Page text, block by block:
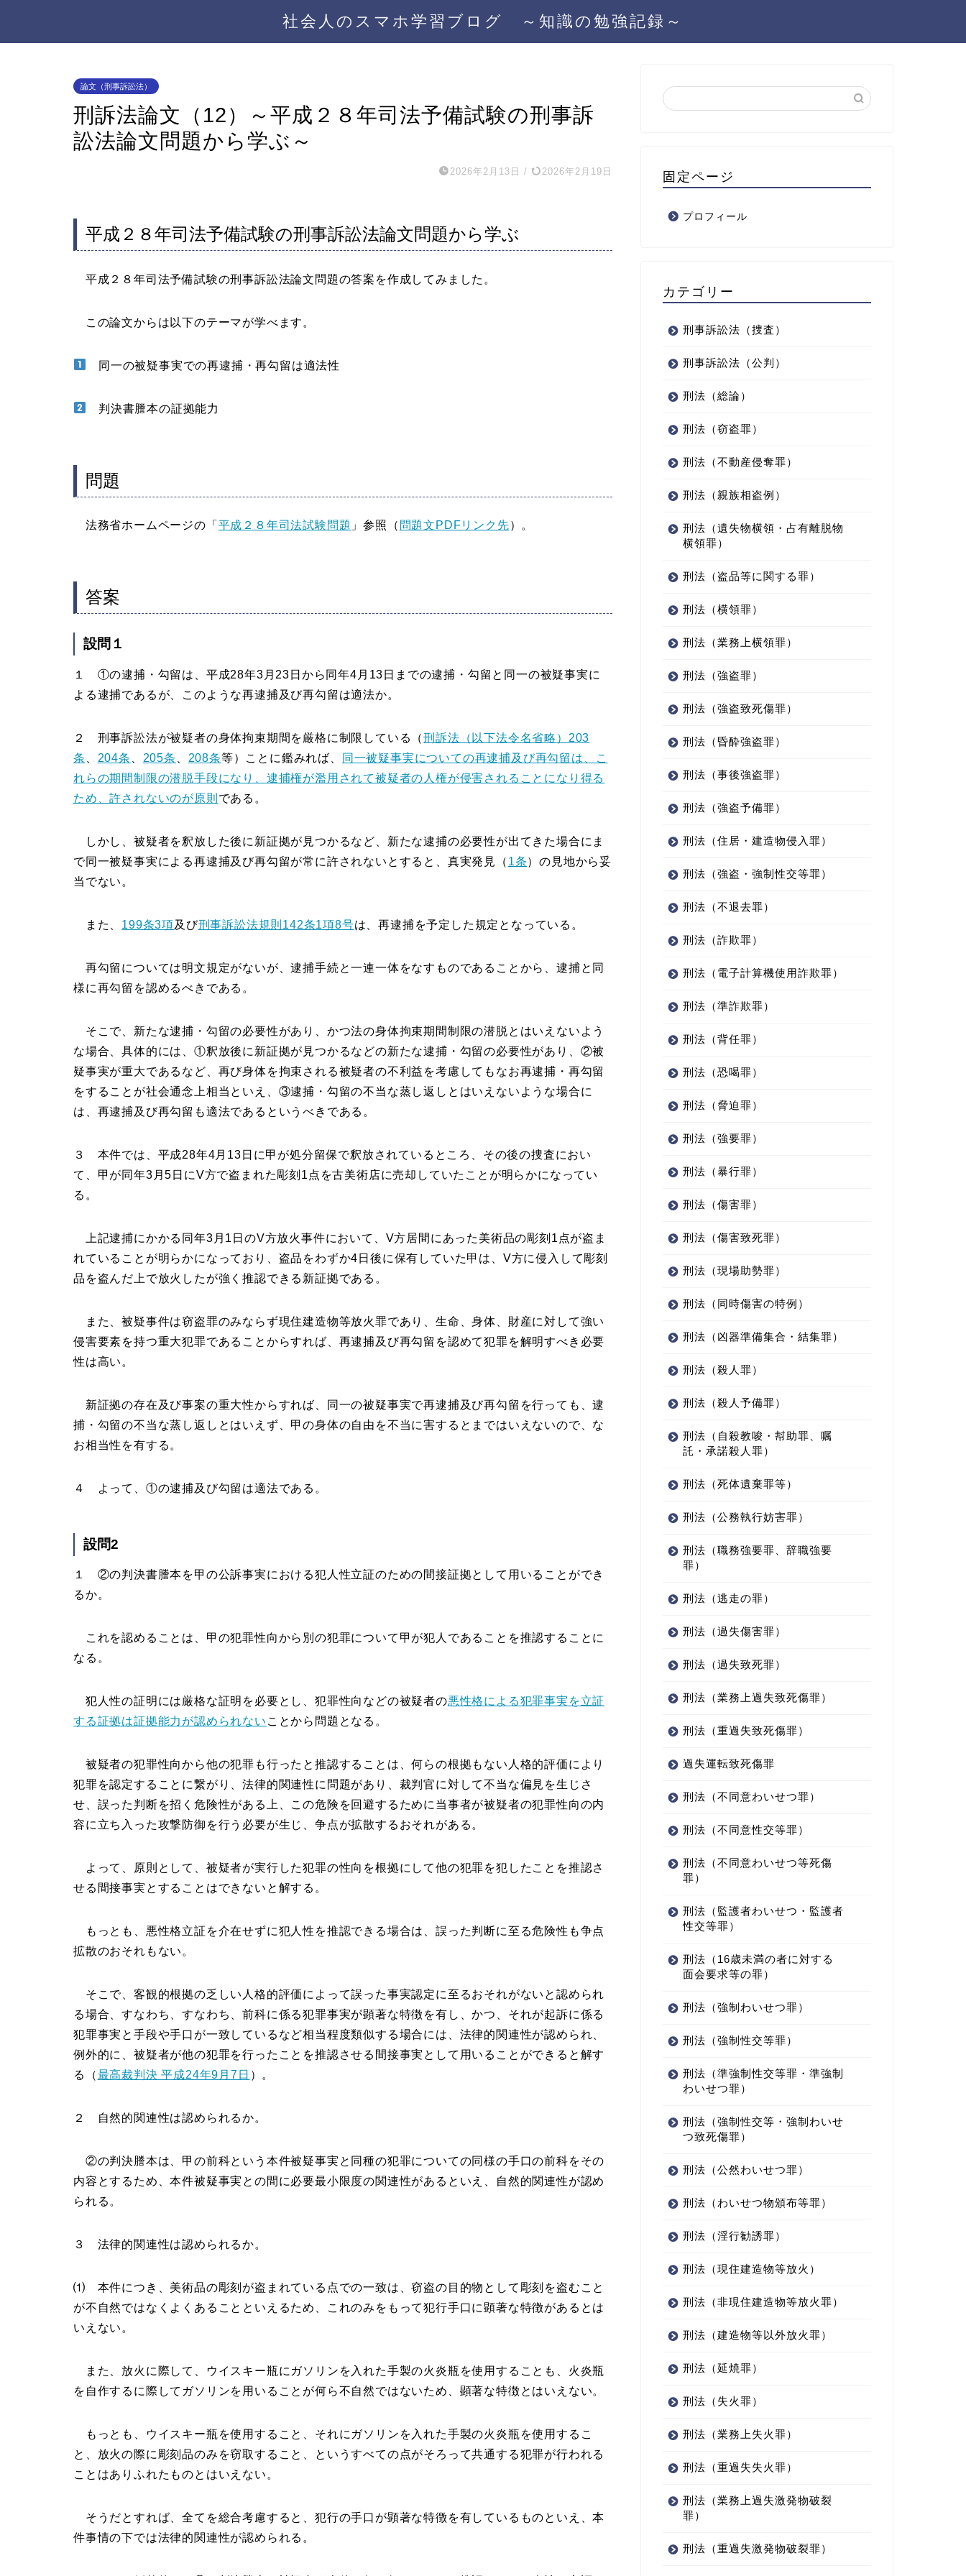
社会人のスマホ学習ブログ ～知識の勉強記録～
論文（刑事訴訟法）
刑訴法論文（12）～平成２８年司法予備試験の刑事訴
訟法論文問題から学ぶ～
2026年2月13日 / 2026年2月19日
平成２８年司法予備試験の刑事訴訟法論文問題から学ぶ
平成２８年司法予備試験の刑事訴訟法論文問題の答案を作成してみました。
この論文からは以下のテーマが学べます。
同一の被疑事実での再逮捕・再勾留は適法性
判決書謄本の証拠能力
問題
法務省ホームページの「 平成２８年司法試験問題 」参照（ 問題文PDFリンク先）。
答案
設問１
１ ①の逮捕・勾留は、平成28年3月23日から同年4月13日までの逮捕・勾留と同一の被疑事実に
よる逮捕であるが、このような再逮捕及び再勾留は適法か。
２ 刑事訴訟法が被疑者の身体拘束期間を厳格に制限している（刑訴法（以下法令名省略）203
条
204条 205条 208条等）ことに鑑みれば、
同一被疑事実についての再逮捕及び再勾留は、こ
れらの期間制限の潜脱手段になり、逮捕権が濫用されて被疑者の人権が侵害されることになり得る
ため、許されないのが原則 である。
しかし、被疑者を釈放した後に新証拠が見つかるなど、新たな逮捕の必要性が出てきた場合にま
で同一被疑事実による再逮捕及び再勾留が常に許されないとすると、真実発見（ 1条）の見地から妥
当でない。
また、 199条3項及び刑事訴訟法規則142条1項8号は、再逮捕を予定した規定となっている。
再勾留については明文規定がないが、逮捕手続と一連一体をなすものであることから、逮捕と同
様に再勾留を認めるべきである。
そこで、新たな逮捕・勾留の必要性があり、かつ法の身体拘束期間制限の潜脱とはいえないよう
な場合、具体的には、①釈放後に新証拠が見つかるなどの新たな逮捕・勾留の必要性があり、②被
疑事実が重大であるなど、再び身体を拘束される被疑者の不利益を考慮してもなお再逮捕・再勾留
をすることが社会通念上相当といえ、③逮捕・勾留の不当な蒸し返しとはいえないような場合に
は、再逮捕及び再勾留も適法であるというべきである。
３ 本件では、平成28年4月13日に甲が処分留保で釈放されているところ、その後の捜査におい
て、甲が同年3月5日にV方で盗まれた彫刻1点を古美術店に売却していたことが明らかになってい
る。
上記逮捕にかかる同年3月1日のV方放火事件において、V方居間にあった美術品の彫刻1点が盗ま
れていることが明らかになっており、盗品をわずか4日後に保有していた甲は、V方に侵入して彫刻
品を盗んだ上で放火したが強く推認できる新証拠である。
また、被疑事件は窃盗罪のみならず現住建造物等放火罪であり、生命、身体、財産に対して強い
侵害要素を持つ重大犯罪であることからすれば、再逮捕及び再勾留を認めて犯罪を解明すべき必要
性は高い。
新証拠の存在及び事案の重大性からすれば、同一の被疑事実で再逮捕及び再勾留を行っても、逮
捕・勾留の不当な蒸し返しとはいえず、甲の身体の自由を不当に害するとまではいえないので、な
お相当性を有する。
４ よって、①の逮捕及び勾留は適法である。
設問2
１ ②の判決書謄本を甲の公訴事実における犯人性立証のための間接証拠として用いることができ
るか。
これを認めることは、甲の犯罪性向から別の犯罪について甲が犯人であることを推認することに
なる。
犯人性の証明には厳格な証明を必要とし、犯罪性向などの被疑者の悪性格による犯罪事実を立証
する証拠は証拠能力が認められない ことから問題となる。
被疑者の犯罪性向から他の犯罪も行ったと推認することは、何らの根拠もない人格的評価により
犯罪を認定することに繋がり、法律的関連性に問題があり、裁判官に対して不当な偏見を生じさ
せ、誤った判断を招く危険性がある上、この危険を回避するために当事者が被疑者の犯罪性向の内
容に立ち入った攻撃防御を行う必要が生じ、争点が拡散するおそれがある。
よって、原則として、被疑者が実行した犯罪の性向を根拠にして他の犯罪を犯したことを推認さ
せる間接事実とすることはできないと解する。
もっとも、悪性格立証を介在せずに犯人性を推認できる場合は、誤った判断に至る危険性も争点
拡散のおそれもない。
そこで、客観的根拠の乏しい人格的評価によって誤った事実認定に至るおそれがないと認められ
る場合、すなわち、すなわち、前科に係る犯罪事実が顕著な特徴を有し、かつ、それが起訴に係る
犯罪事実と手段や手口が一致しているなど相当程度類似する場合には、法律的関連性が認められ、
例外的に、被疑者が他の犯罪を行ったことを推認させる間接事実として用いることができると解す
る（最高裁判決 平成24年9月7日 ）。
２ 自然的関連性は認められるか。
②の判決謄本は、甲の前科という本件被疑事実と同種の犯罪についての同様の手口の前科をその
内容とするため、本件被疑事実との間に必要最小限度の関連性があるといえ、自然的関連性が認め
られる。
３ 法律的関連性は認められるか。
⑴ 本件につき、美術品の彫刻が盗まれている点での一致は、窃盗の目的物として彫刻を盗むこと
が不自然ではなくよくあることといえるため、これのみをもって犯行手口に顕著な特徴があるとは
いえない。
また、放火に際して、ウイスキー瓶にガソリンを入れた手製の火炎瓶を使用することも、火炎瓶
を自作するに際してガソリンを用いることが何ら不自然ではないため、顕著な特徴とはいえない。
もっとも、ウイスキー瓶を使用すること、それにガソリンを入れた手製の火炎瓶を使用するこ
と、放火の際に彫刻品のみを窃取すること、というすべての点がそろって共通する犯罪が行われる
ことはありふれたものとはいえない。
そうだとすれば、全てを総合考慮すると、犯行の手口が顕著な特徴を有しているものといえ、本
件事情の下では法律的関連性が認められる。
固定ページ
プロフィール
カテゴリー
刑事訴訟法（捜査）
刑事訴訟法（公判）
刑法（総論）
刑法（窃盗罪）
刑法（不動産侵奪罪）
刑法（親族相盗例）
刑法（遺失物横領・占有離脱物
横領罪）
刑法（盗品等に関する罪）
刑法（横領罪）
刑法（業務上横領罪）
刑法（強盗罪）
刑法（強盗致死傷罪）
刑法（昏酔強盗罪）
刑法（事後強盗罪）
刑法（強盗予備罪）
刑法（住居・建造物侵入罪）
刑法（強盗・強制性交等罪）
刑法（不退去罪）
刑法（詐欺罪）
刑法（電子計算機使用詐欺罪）
刑法（準詐欺罪）
刑法（背任罪）
刑法（恐喝罪）
刑法（脅迫罪）
刑法（強要罪）
刑法（暴行罪）
刑法（傷害罪）
刑法（傷害致死罪）
刑法（現場助勢罪）
刑法（同時傷害の特例）
刑法（凶器準備集合・結集罪）
刑法（殺人罪）
刑法（殺人予備罪）
刑法（自殺教唆・幇助罪、嘱
託・承諾殺人罪）
刑法（死体遺棄罪等）
刑法（公務執行妨害罪）
刑法（職務強要罪、辞職強要
罪）
刑法（逃走の罪）
刑法（過失傷害罪）
刑法（過失致死罪）
刑法（業務上過失致死傷罪）
刑法（重過失致死傷罪）
過失運転致死傷罪
刑法（不同意わいせつ罪）
刑法（不同意性交等罪）
刑法（不同意わいせつ等死傷
罪）
刑法（監護者わいせつ・監護者
性交等罪）
刑法（16歳未満の者に対する
面会要求等の罪）
刑法（強制わいせつ罪）
刑法（強制性交等罪）
刑法（準強制性交等罪・準強制
わいせつ罪）
刑法（強制性交等・強制わいせ
つ致死傷罪）
刑法（公然わいせつ罪）
刑法（わいせつ物頒布等罪）
刑法（淫行勧誘罪）
刑法（現住建造物等放火）
刑法（非現住建造物等放火罪）
刑法（建造物等以外放火罪）
刑法（延焼罪）
刑法（失火罪）
刑法（業務上失火罪）
刑法（重過失失火罪）
刑法（業務上過失激発物破裂
罪）
刑法（重過失激発物破裂罪）